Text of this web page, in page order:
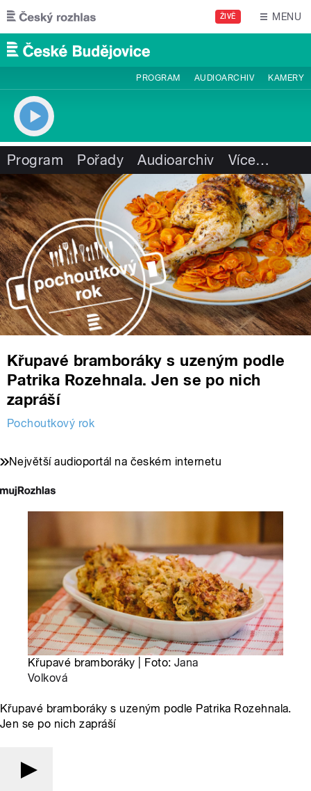
Přejít k hlavnímu obsahu
ŽIVĚ MENU
PROGRAM AUDIOARCHIV KAMERY
Program Pořady Audioarchiv Více…
Křupavé bramboráky s uzeným podle
Patrika Rozehnala. Jen se po nich
zapráší
Pochoutkový rok
Největší audioportál na českém internetu
Křupavé bramboráky | Foto: Jana
Volková
Křupavé bramboráky s uzeným podle Patrika Rozehnala.
Jen se po nich zapráší